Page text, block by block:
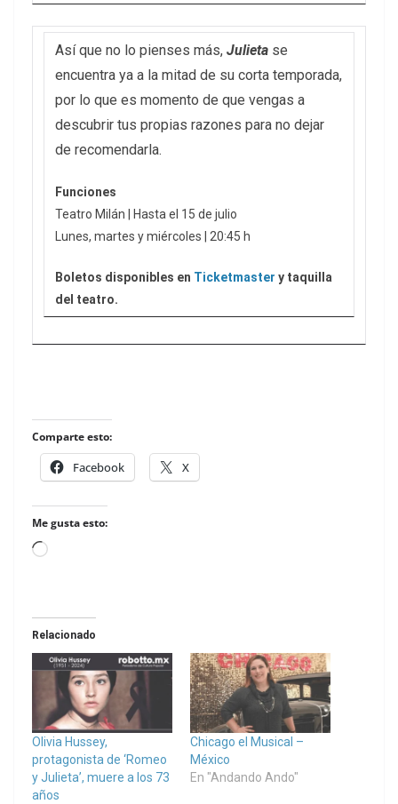
Así que no lo pienses más, Julieta se
encuentra ya a la mitad de su corta temporada,
por lo que es momento de que vengas a
descubrir tus propias razones para no dejar
de recomendarla.
Funciones
Teatro Milán | Hasta el 15 de julio
Lunes, martes y miércoles | 20:45 h
Boletos disponibles en Ticketmaster y taquilla
del teatro.
Comparte esto:
Facebook X
Me gusta esto:
Loading…
Relacionado
Olivia Hussey,
protagonista de ‘Romeo
y Julieta’, muere a los 73
años
Chicago el Musical –
México
En "Andando Ando"